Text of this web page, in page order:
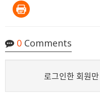
0 Comments
로그인한 회원